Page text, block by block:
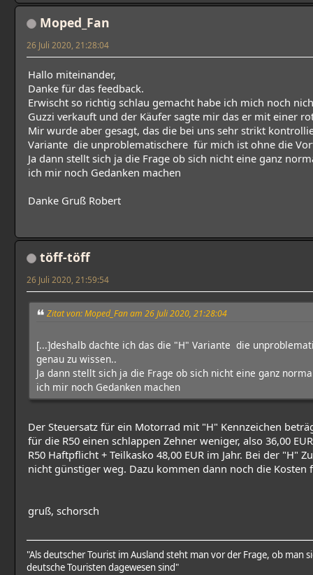
Moped_Fan
26 Juli 2020, 21:28:04
Hallo miteinander,
Danke für das feedback.
Erwischt so richtig schlau gemacht habe ich mich noch
Guzzi verkauft und der Käufer sagte mir das er mit einer
Mir wurde aber gesagt, das die bei uns sehr strikt
Variante die unproblematischere für mich ist ohne die
Ja dann stellt sich ja die Frage ob sich nicht eine ganz
ich mir noch Gedanken machen
Danke Gruß Robert
töff-töff
26 Juli 2020, 21:59:54
Zitat von: Moped_Fan am 26 Juli 2020, 21:28:04
[...]deshalb dachte ich das die "H" Variante die
genau zu wissen..
Ja dann stellt sich ja die Frage ob sich nicht eine ganz
ich mir noch Gedanken machen
Der Steuersatz für ein Motorrad mit "H" Kennzeichen
für die R50 einen schlappen Zehner weniger, also 36,00
R50 Haftpflicht + Teilkasko 48,00 EUR im Jahr. Bei der "H"
nicht günstiger weg. Dazu kommen dann noch die
gruß, schorsch
"Als deutscher Tourist im Ausland steht man vor der Frage, ob man
deutsche Touristen dagewesen sind"